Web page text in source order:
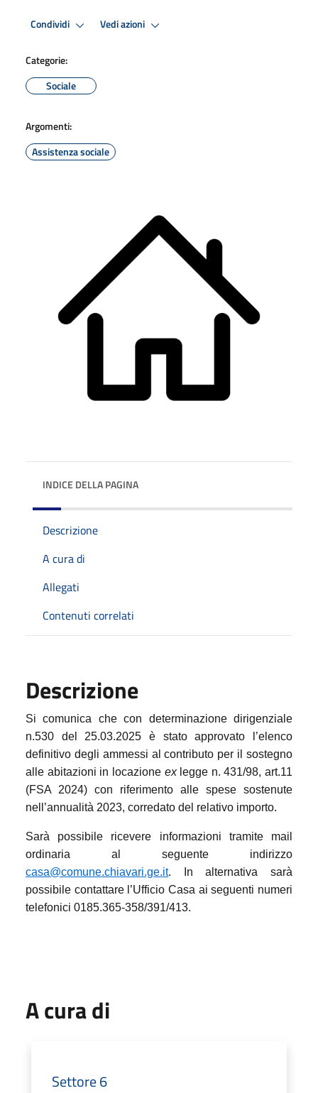
Condividi Vedi azioni
Categorie:
Sociale
Argomenti:
Assistenza sociale
INDICE DELLA PAGINA
Descrizione
A cura di
Allegati
Contenuti correlati
Descrizione
Si comunica che con determinazione dirigenziale
n.530 del 25.03.2025 è stato approvato l’elenco
definitivo degli ammessi al contributo per il sostegno
alle abitazioni in locazione ex legge n. 431/98, art.11
(FSA 2024) con riferimento alle spese sostenute
nell’annualità 2023, corredato del relativo importo.
Sarà possibile ricevere informazioni tramite mail
ordinaria al seguente indirizzo
casa@comune.chiavari.ge.it. In alternativa sarà
possibile contattare l’Ufficio Casa ai seguenti numeri
telefonici 0185.365-358/391/413.
A cura di
Settore 6